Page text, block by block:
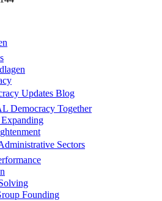
Updates Blog
Democracy Together
Sectors
Founding